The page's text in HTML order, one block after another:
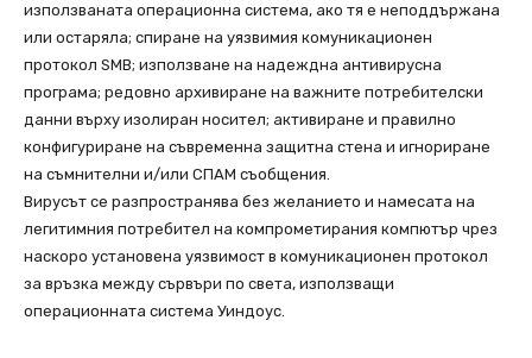
използваната операционна система, ако тя е неподдържана
или остаряла; спиране на уязвимия комуникационен
протокол SMB; използване на надеждна антивирусна
програма; редовно архивиране на важните потребителски
данни върху изолиран носител; активиране и правилно
конфигуриране на съвременна защитна стена и игнориране
на съмнителни и/или СПАМ съобщения.
Вирусът се разпространява без желанието и намесата на
легитимния потребител на компрометирания компютър чрез
наскоро установена уязвимост в комуникационен протокол
за връзка между сървъри по света, използващи
операционната система Уиндоус.